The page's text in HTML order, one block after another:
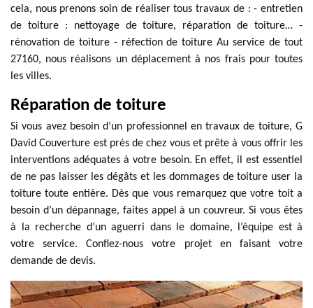
cela, nous prenons soin de réaliser tous travaux de : - entretien
de toiture : nettoyage de toiture, réparation de toiture… -
rénovation de toiture - réfection de toiture Au service de tout
27160, nous réalisons un déplacement à nos frais pour toutes
les villes.
Réparation de toiture
Si vous avez besoin d’un professionnel en travaux de toiture, G
David Couverture est près de chez vous et prête à vous offrir les
interventions adéquates à votre besoin. En effet, il est essentiel
de ne pas laisser les dégâts et les dommages de toiture user la
toiture toute entière. Dès que vous remarquez que votre toit a
besoin d’un dépannage, faites appel à un couvreur. Si vous êtes
à la recherche d’un aguerri dans le domaine, l’équipe est à
votre service. Confiez-nous votre projet en faisant votre
demande de devis.